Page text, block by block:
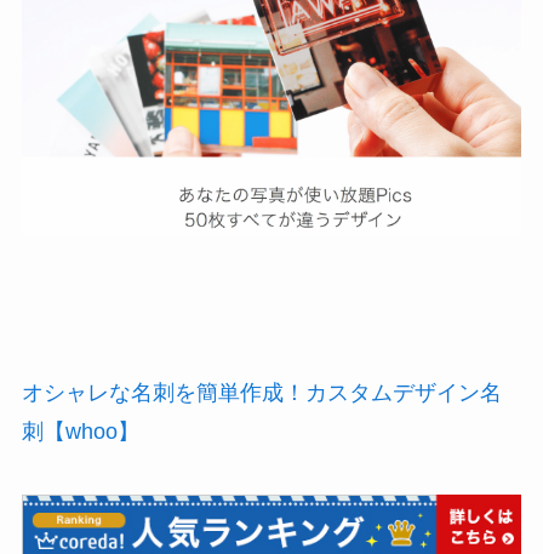
オシャレな名刺を簡単作成！カスタムデザイン名
刺【whoo】